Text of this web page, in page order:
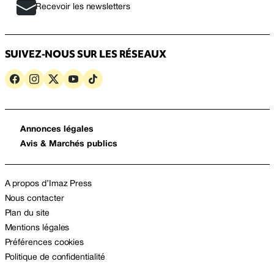
Recevoir les newsletters
SUIVEZ-NOUS SUR LES RÉSEAUX
Annonces légales
Avis & Marchés publics
A propos d’Imaz Press
Nous contacter
Plan du site
Mentions légales
Préférences cookies
Politique de confidentialité